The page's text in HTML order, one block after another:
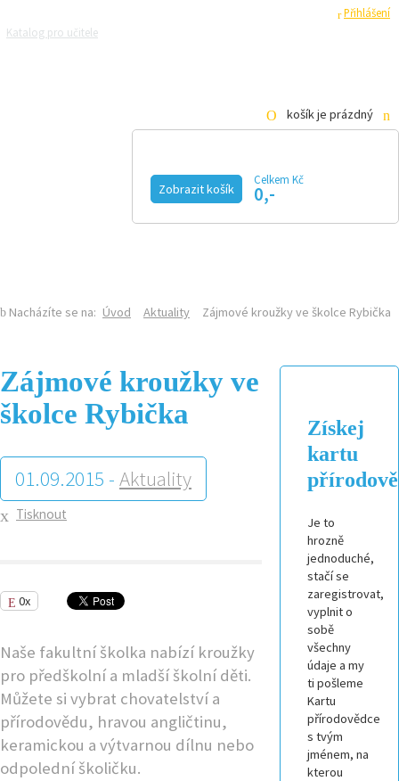
Přihlášení
Katalog pro učitele
košík je prázdný
Zobrazit košík
Celkem Kč
0,-
Nacházíte se na: Úvod Aktuality Zájmové kroužky ve školce Rybička
Zájmové kroužky ve
školce Rybička
01.09.2015 - Aktuality
Tisknout
0x
Naše fakultní školka nabízí kroužky
pro předškolní a mladší školní děti.
Můžete si vybrat chovatelství a
přírodovědu, hravou angličtinu,
keramickou a výtvarnou dílnu nebo
odpolední školičku.
Získej
kartu
Je to
hrozně
jednoduché,
stačí se
zaregistrovat,
vyplnit o
sobě
všechny
údaje a my
ti pošleme
Kartu
přírodovědce
s tvým
jménem, na
kterou